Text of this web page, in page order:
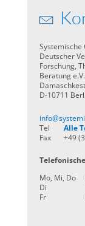
Systemische
Deutscher
Forschung,
Beratung e.V.
D-10711
Tel
Alle
Fax
+49
Mo, Mi, Do
Di
Fr